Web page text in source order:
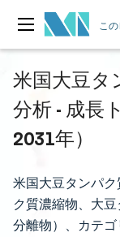
こ
米国大豆タ
分析 - 成長
2031年）
米国大豆タンパ
ク質濃縮物、大
分離物）、カテゴ